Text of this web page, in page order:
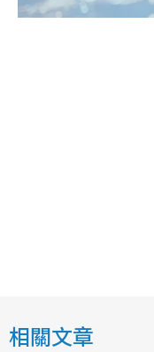
相關文章